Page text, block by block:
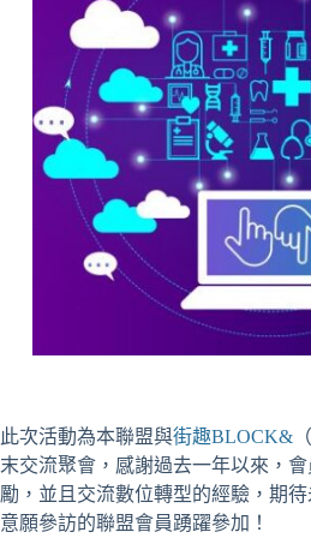
此次活動為本聯盟與街趣BLOCK&
末交流聚會，感謝過去一年以來，
勵，並且交流數位轉型的經驗，期
意願參訪的聯盟會員踴躍參加！